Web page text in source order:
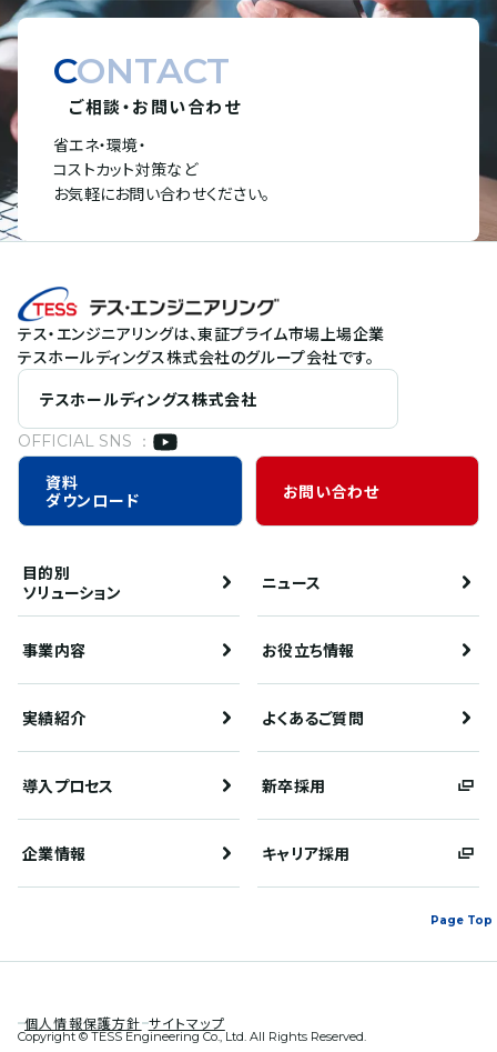
CONTACT
ご相談・お問い合わせ
省エネ・環境・
コストカット対策など
お気軽にお問い合わせください。
テス・エンジニアリングは、東証プライム市場上場企業
テスホールディングス株式会社のグループ会社です。
テスホールディングス株式会社
OFFICIAL SNS ：
資料
ダウンロード
お問い合わせ
目的別
ソリューション
ニュース
事業内容 お役立ち情報
実績紹介 よくあるご質問
導入プロセス 新卒採用
企業情報 キャリア採用
Page Top
個人情報保護方針 サイトマップ
Copyright © TESS Engineering Co., Ltd. All Rights Reserved.